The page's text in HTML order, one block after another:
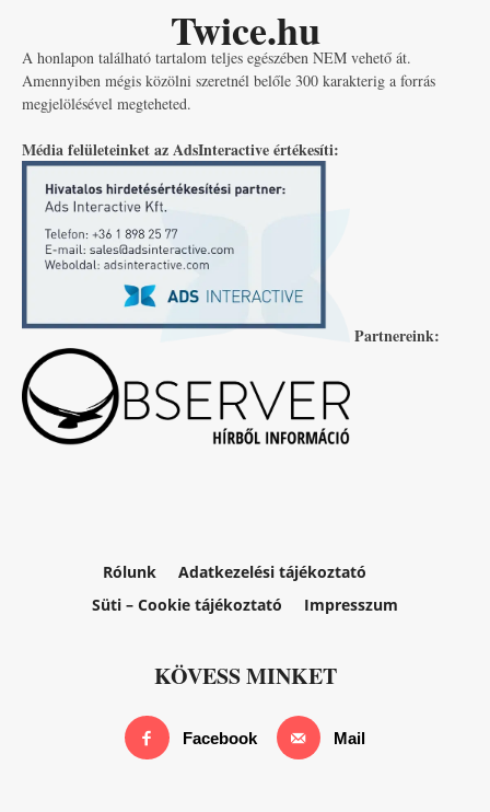
Twice.hu
A honlapon található tartalom teljes egészében NEM vehető át.
Amennyiben mégis közölni szeretnél belőle 300 karakterig a forrás
megjelölésével megteheted.
Média felületeinket az AdsInteractive értékesíti:
Partnereink:
Rólunk
Adatkezelési tájékoztató
Süti – Cookie tájékoztató
Impresszum
KÖVESS MINKET
Facebook Mail